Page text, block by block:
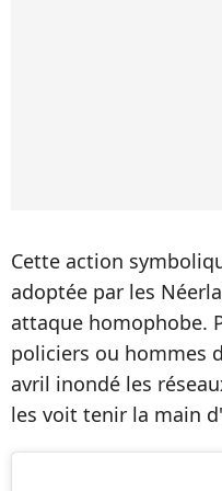
Cette action
adoptée par les
attaque homophobe.
policiers ou hommes
avril inondé les
les voit tenir la main